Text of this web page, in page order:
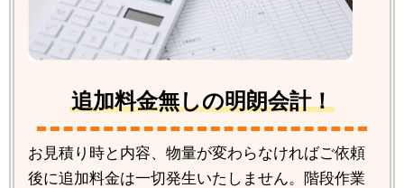
追加料金無しの明朗会計！
お見積り時と内容、物量が変わらなければご依頼
後に追加料金は一切発生いたしません。階段作業